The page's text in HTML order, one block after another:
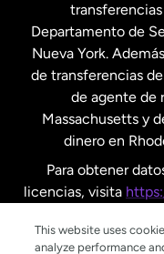
Suecia
Departamento de
Nueva York.
de transferencias
de agente de
Massachusetts y
dinero en
Para obtener
licencias, visita
This website uses
analyze performance